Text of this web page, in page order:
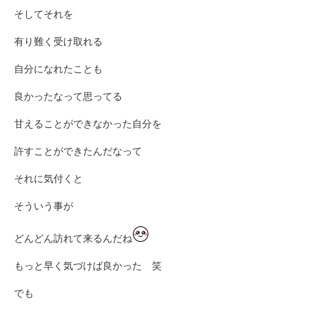
そしてそれを
有り難く受け取れる
自分になれたことも
良かったなって思ってる
甘えることができなかった自分を
許すことができたんだなって
それに気付くと
そういう事が
どんどん訪れて来るんだね
もっと早く気づけば良かった 笑
でも